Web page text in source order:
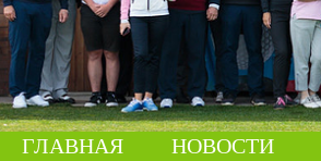
ГЛАВНАЯ НОВОСТИ